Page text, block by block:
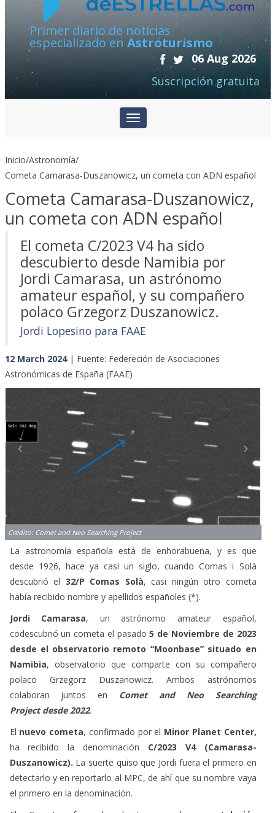
Primer diario de noticias
especializado en Astroturismo
06 Aug 2026
Suscripción gratuita
Inicio/Astronomía/
Cometa Camarasa-Duszanowicz, un cometa con ADN español
Cometa Camarasa-Duszanowicz,
un cometa con ADN español
El cometa C/2023 V4 ha sido
descubierto desde Namibia por
Jordi Camarasa, un astrónomo
amateur español, y su compañero
polaco Grzegorz Duszanowicz.
Jordi Lopesino para FAAE
12 March 2024| Fuente: Federeción de Asociaciones
Astronómicas de España (FAAE)
Crédito: Comet and Neo Searching Project
La astronomía española está de enhorabuena, y es que
desde 1926, hace ya casi un siglo, cuando Comas i Solà
descubrió el 32/P Comas Solà, casi ningún otro cometa
había recibido nombre y apellidos españoles (*).
Jordi Camarasa, un astrónomo amateur español,
codescubrió un cometa el pasado5 de Noviembre de 2023
desde el observatorio remoto “Moonbase” situado en
Namibia, observatorio que comparte con su compañero
polaco Grzegorz Duszanowicz. Ambos astrónomos
colaboran juntos en Comet and Neo Searching
Project desde 2022.
El nuevo cometa, confirmado por el Minor Planet Center,
ha recibido la denominación C/2023 V4 (Camarasa-
Duszanowicz). La suerte quiso que Jordi fuera el primero en
detectarlo y en reportarlo al MPC, de ahí que su nombre vaya
el primero en la denominación.